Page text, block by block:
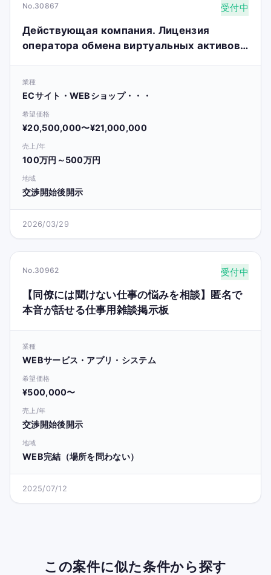
No.30867 受付中
Действующая компания. Лицензия
оператора обмена виртуальных активов.
業種
ECサイト・WEBショップ・・・
希望価格
¥20,500,000〜¥21,000,000
売上/年
100万円～500万円
地域
交渉開始後開示
2026/03/29
No.30962 受付中
【同僚には聞けない仕事の悩みを相談】匿名で
本音が話せる仕事用雑談掲示板
業種
WEBサービス・アプリ・システム
希望価格
¥500,000〜
売上/年
交渉開始後開示
地域
WEB完結（場所を問わない）
2025/07/12
この案件に似た条件から探す